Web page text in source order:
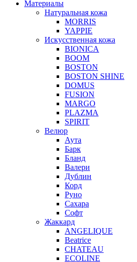
Материалы
Натуральная кожа
MORRIS
YAPPIE
Искусственная кожа
BIONICA
BOOM
BOSTON
BOSTON SHINE
DOMUS
FUSION
MARGO
PLAZMA
SPIRIT
Велюр
Аута
Барк
Бланд
Валери
Дублин
Корд
Руно
Сахара
Софт
Жаккард
ANGELIQUE
Beatrice
CHATEAU
ECOLINE